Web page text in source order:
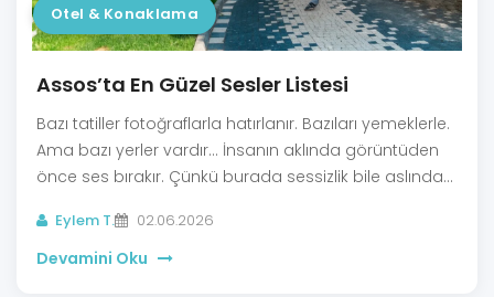
Otel & Konaklama
Assos’ta En Güzel Sesler Listesi
Bazı tatiller fotoğraflarla hatırlanır. Bazıları yemeklerle.
Ama bazı yerler vardır... İnsanın aklında görüntüden
önce ses bırakır. Çünkü burada sessizlik bile aslında
Eylem T. 02.06.2026
Devamini Oku